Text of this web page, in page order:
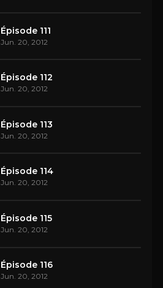
Épisode 111
Jun. 20, 2012
Épisode 112
Jun. 20, 2012
Épisode 113
Jun. 20, 2012
Épisode 114
Jun. 20, 2012
Épisode 115
Jun. 20, 2012
Épisode 116
Jun. 20, 2012